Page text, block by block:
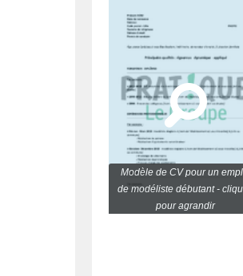
Modèle de CV pour un
de modéliste débutant -
pour agrandir